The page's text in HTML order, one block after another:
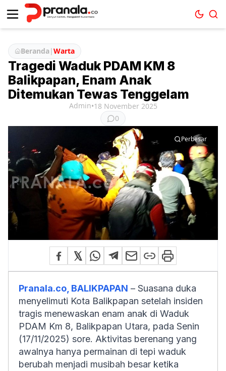
Beranda|Warta
Tragedi Waduk PDAM KM 8
Balikpapan, Enam Anak
Ditemukan Tewas Tenggelam
Admin•18 November 2025
0
Perbesar
Pranala.co, BALIKPAPAN – Suasana duka
menyelimuti Kota Balikpapan setelah insiden
tragis menewaskan enam anak di Waduk
PDAM Km 8, Balikpapan Utara, pada Senin
(17/11/2025) sore. Aktivitas berenang yang
awalnya hanya permainan di tepi waduk
berubah menjadi musibah besar ketika